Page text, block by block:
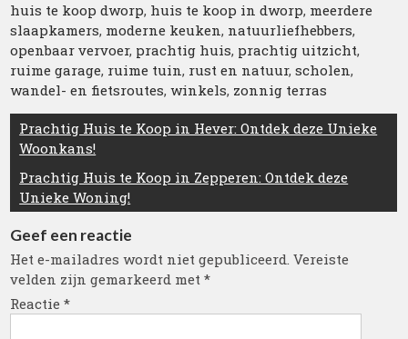
huis te koop dworp, huis te koop in dworp, meerdere
slaapkamers, moderne keuken, natuurliefhebbers,
openbaar vervoer, prachtig huis, prachtig uitzicht,
ruime garage, ruime tuin, rust en natuur,scholen,
wandel- en fietsroutes,winkels, zonnig terras
Berichtnavigatie
Prachtig Huis te Koop in Hever: Ontdek deze Unieke
Woonkans!
Prachtig Huis te Koop in Zepperen: Ontdek deze
Unieke Woning!
Geef een reactie
Het e-mailadres wordt niet gepubliceerd. Vereiste
velden zijn gemarkeerd met*
Reactie*